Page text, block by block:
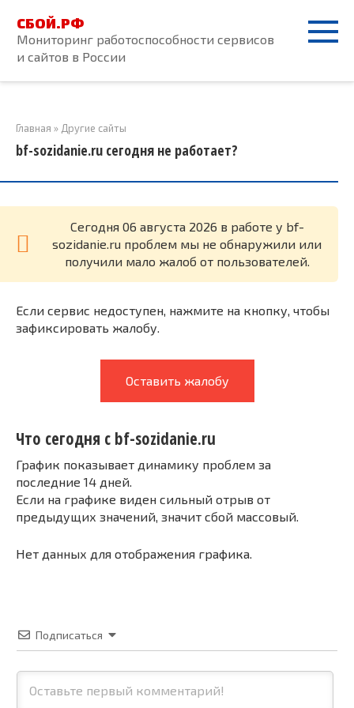
контенту
СБОЙ.РФ
Мониторинг работоспособности сервисов
и сайтов в России
Главная » Другие сайты
bf-sozidanie.ru сегодня не работает?
Cегодня 06 августа 2026 в работе у bf-
sozidanie.ru проблем мы не обнаружили или
получили мало жалоб от пользователей.
Если сервис недоступен, нажмите на кнопку, чтобы
зафиксировать жалобу.
Оставить жалобу
Что сегодня с bf-sozidanie.ru
График показывает динамику проблем за
последние 14 дней.
Если на графике виден сильный отрыв от
предыдущих значений, значит сбой массовый.
Нет данных для отображения графика.
Подписаться